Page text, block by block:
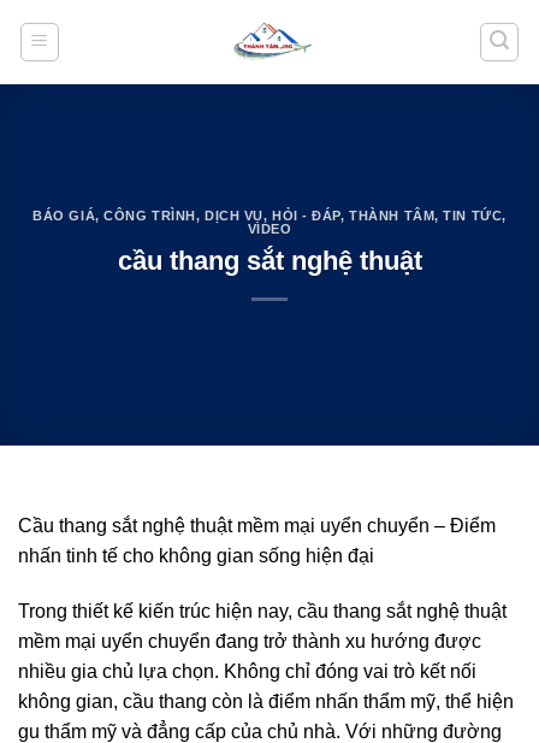
BÁO GIÁ,CÔNG TRÌNH , DỊCH VỤ, HỎI - ĐÁP,THÀNH TÂM,TIN TỨC,
VIDEO
cầu thang sắt nghệ thuật
Cầu thang sắt nghệ thuật mềm mại uyển chuyển – Điểm
nhấn tinh tế cho không gian sống hiện đại
Trong thiết kế kiến trúc hiện nay, cầu thang sắt nghệ thuật
mềm mại uyển chuyển đang trở thành xu hướng được
nhiều gia chủ lựa chọn. Không chỉ đóng vai trò kết nối
không gian, cầu thang còn là điểm nhấn thẩm mỹ, thể hiện
gu thẩm mỹ và đẳng cấp của chủ nhà. Với những đường